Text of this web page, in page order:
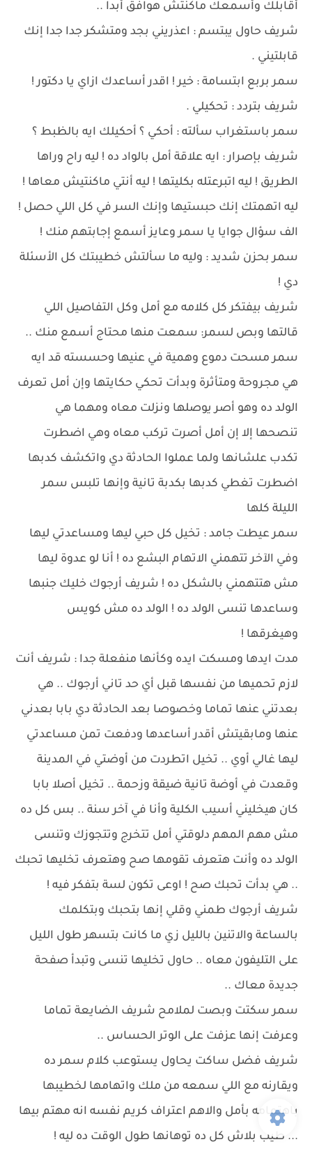
أقابلك وأسمعك ماكنتش هوافق أبدا ..
شريف حاول يبتسم : اعذريني بجد ومتشكر جدا جدا إنك
قابلتيني .
سمر بربع ابتسامة : خير ! اقدر أساعدك ازاي يا دكتور !
شريف بتردد : تحكيلي .
سمر باستغراب سألته : أحكي ؟ أحكيلك ايه بالظبط ؟
شريف بإصرار : ايه علاقة أمل بالواد ده ! ليه راح وراها
الطريق ! ليه اتبرعتله بكليتها ! ليه أنتي ماكنتيش معاها !
ليه اتهمتك إنك حبستيها وإنك السر في كل اللي حصل !
الف سؤال جوايا يا سمر وعايز أسمع إجابتهم منك !
سمر بحزن شديد : وليه ما سألتش خطيبتك كل الأسئلة
دي !
شريف بيفتكر كل كلامه مع أمل وكل التفاصيل اللي
قالتها وبص لسمر: سمعت منها محتاج أسمع منك ..
سمر مسحت دموع وهمية في عنيها وحسسته قد ايه
هي مجروحة ومتأثرة وبدأت تحكي حكايتها وإن أمل تعرف
الولد ده وهو أصر يوصلها ونزلت معاه ومهما هي
تنصحها إلا إن أمل أصرت تركب معاه وهي اضطرت
تكدب علشانها ولما عملوا الحادثة دي واتكشف كدبها
اضطرت تغطي كدبها بكدبة تانية وإنها تلبس سمر
الليلة كلها
سمر عيطت جامد : تخيل كل حبي ليها ومساعدتي ليها
وفي الآخر تتهمني الاتهام البشع ده ! أنا لو عدوة ليها
مش هتتهمني بالشكل ده ! شريف أرجوك خليك جنبها
وساعدها تنسى الولد ده ! الولد ده مش كويس
وهيغرقها !
مدت ايدها ومسكت ايده وكأنها منفعلة جدا : شريف أنت
لازم تحميها من نفسها قبل أي حد تاني أرجوك .. هي
بعدتني عنها تماما وخصوصا بعد الحادثة دي بابا بعدني
عنها ومابقيتش أقدر أساعدها ودفعت تمن مساعدتي
ليها غالي أوي .. تخيل اتطردت من أوضتي في المدينة
وقعدت في أوضة تانية ضيقة وزحمة .. تخيل أصلا بابا
كان هيخليني أسيب الكلية وأنا في آخر سنة .. بس كل ده
مش مهم المهم دلوقتي أمل تتخرج وتتجوزك وتنسى
الولد ده وأنت هتعرف تقومها صح وهتعرف تخليها تحبك
.. هي بدأت تحبك صح ! اوعى تكون لسة بتفكر فيه !
شريف أرجوك طمني وقلي إنها بتحبك وبتكلمك
بالساعة والاتنين بالليل زي ما كانت بتسهر طول الليل
على التليفون معاه .. حاول تخليها تنسى وتبدأ صفحة
جديدة معاك ..
سمر سكتت وبصت لملامح شريف الضايعة تماما
وعرفت إنها عزفت على الوتر الحساس ..
شريف فضل ساكت يحاول يستوعب كلام سمر ده
ويقارنه مع اللي سمعه من ملك واتهامها لخطيبها
باهتمامه بأمل والاهم اعتراف كريم نفسه انه مهتم بيها
... طيب بلاش كل ده توهانها طول الوقت ده ليه !